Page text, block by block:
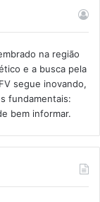
na região
e a busca pela
segue inovando,
fundamentais:
bem informar.​